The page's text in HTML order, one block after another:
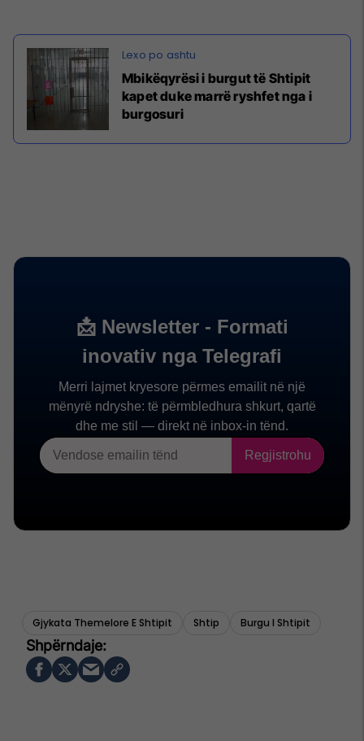
Mbikëqyrësi i burgut të Shtipit
kapet duke marrë ryshfet nga i
burgosuri
Gjykata Themelore E Shtipit Shtip Burgu I Shtipit